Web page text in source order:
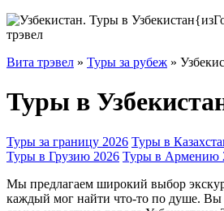
Вита трэвел » Туры за рубеж »
Туры в
Туры за границу 2026 Туры в
Туры в Грузию 2026 Туры в Армению
Мы предлагаем широкий выбор
каждый мог найти что-то по душе. Вы